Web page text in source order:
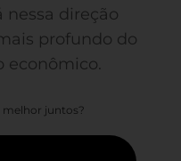
nessa direção
profundo do
econômico.
melhor juntos?